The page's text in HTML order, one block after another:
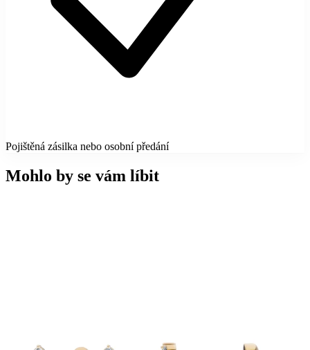
Pojištěná zásilka nebo osobní předání
Mohlo by se vám líbit